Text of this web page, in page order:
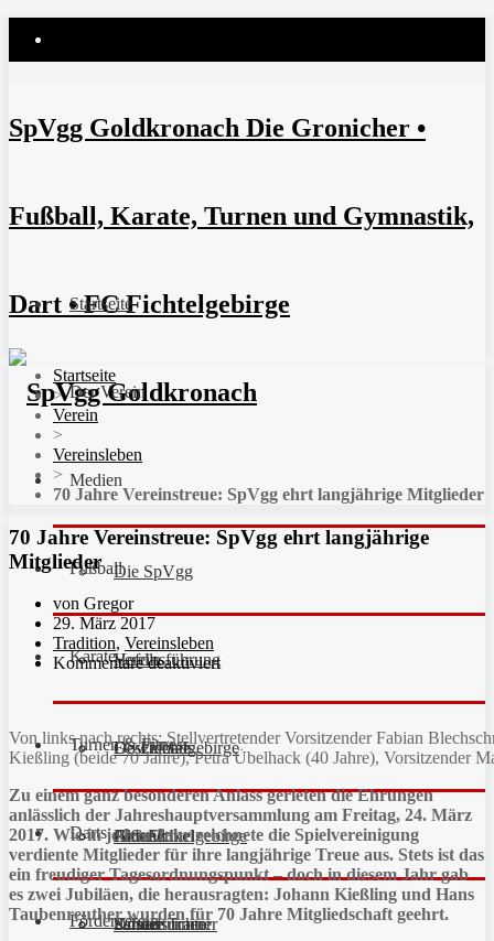
SpVgg Goldkronach Die Gronicher •
Fußball, Karate, Turnen und Gymnastik,
Dart • FC Fichtelgebirge
Startseite
Der Verein
Die SpVgg
Vereinsführung
Geschichte
Fan-Artikel
Partner
Medien
Hefdla
Downloads
Galerie
Fußball
FC Fichtelgebirge
JFG Fichtelgebirge
Schiedsrichter
Karate
Aktuell
Unsere Trainer
Turnen & Fitness
Kinderturnen
Darts
Förderverein
Startseite
>
Verein
>
Vereinsleben
>
70 Jahre Vereinstreue: SpVgg ehrt langjährige Mitglieder
70 Jahre Vereinstreue: SpVgg ehrt langjährige
Mitglieder
von Gregor
29. März 2017
Tradition, Vereinsleben
Kommentare deaktiviert
Von links nach rechts: Stellvertretender Vorsitzender Fabian
Kießling (beide 70 Jahre), Petra Übelhack (40 Jahre), Vorsitzender
Zu einem ganz besonderen Anlass gerieten die Ehrungen
anlässlich der Jahreshauptversammlung am Freitag, 24. März
2017. Wie in jedem Jahr zeichnete die Spielvereinigung
verdiente Mitglieder für ihre langjährige Treue aus. Stets ist das
ein freudiger Tagesordnungspunkt – doch in diesem Jahr gab
es zwei Jubiläen, die herausragten: Johann Kießling und Hans
Taubenreuther wurden für 70 Jahre Mitgliedschaft geehrt.